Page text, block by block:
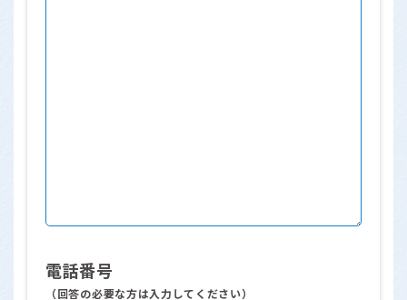
電話番号
（回答の必要な方は入力してください）